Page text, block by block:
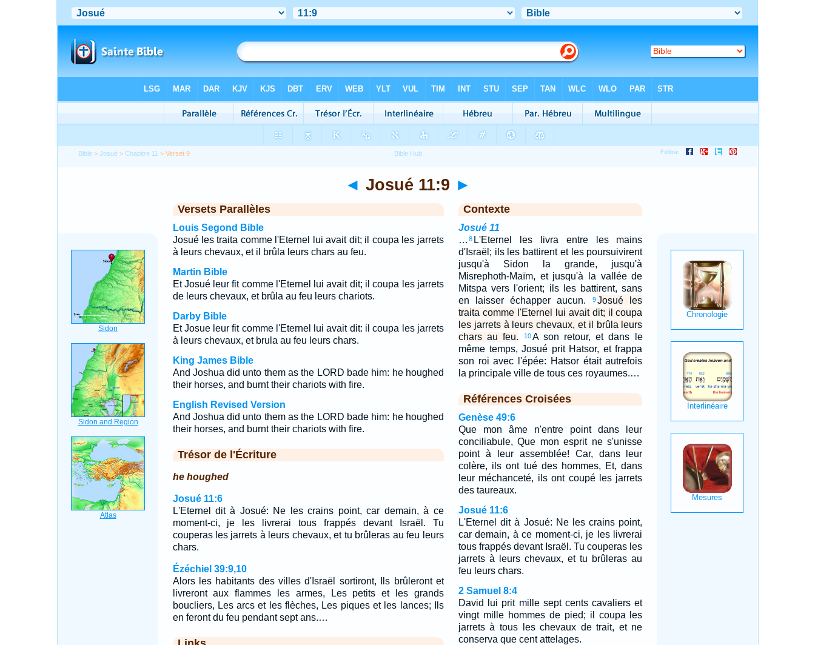
Bible >Josué >Chapitre 11 > Verset 9
◄ Josué 11:9 ►
Versets Parallèles
Louis Segond Bible
Josué les traita comme l'Eternel lui avait dit; il coupa les jarrets
à leurs chevaux, et il brûla leurs chars au feu.
Martin Bible
Et Josué leur fit comme l'Eternel lui avait dit; il coupa les jarrets
de leurs chevaux, et brûla au feu leurs chariots.
Darby Bible
Et Josue leur fit comme l'Eternel lui avait dit: il coupa les jarrets
à leurs chevaux, et brula au feu leurs chars.
King James Bible
And Joshua did unto them as the LORD bade him: he houghed
their horses, and burnt their chariots with fire.
English Revised Version
And Joshua did unto them as the LORD bade him: he houghed
their horses, and burnt their chariots with fire.
Trésor de l'Écriture
he houghed
Josué 11:6
L'Eternel dit à Josué: Ne les crains point, car demain, à ce
moment-ci, je les livrerai tous frappés devant Israël. Tu
couperas les jarrets à leurs chevaux, et tu brûleras au feu leurs
chars.
Ézéchiel 39:9,10
Alors les habitants des villes d'Israël sortiront, Ils brûleront et
livreront aux flammes les armes, Les petits et les grands
boucliers, Les arcs et les flèches, Les piques et les lances; Ils
en feront du feu pendant sept ans.…
Contexte
Josué 11
… 8 L'Eternel les livra entre les mains
d'Israël; ils les battirent et les poursuivirent
jusqu'à Sidon la grande, jusqu'à
Misrephoth-Maïm, et jusqu'à la vallée de
Mitspa vers l'orient; ils les battirent, sans
en laisser échapper aucun.
9Josué les
traita comme l'Eternel lui avait dit; il coupa
les jarrets à leurs chevaux, et il brûla leurs
chars au feu.
10A son retour, et dans le
même temps, Josué prit Hatsor, et frappa
son roi avec l'épée: Hatsor était autrefois
la principale ville de tous ces royaumes.…
Références Croisées
Genèse 49:6
Que mon âme n'entre point dans leur
conciliabule, Que mon esprit ne s'unisse
point à leur assemblée! Car, dans leur
colère, ils ont tué des hommes, Et, dans
leur méchanceté, ils ont coupé les jarrets
des taureaux.
Josué 11:6
L'Eternel dit à Josué: Ne les crains point,
car demain, à ce moment-ci, je les livrerai
tous frappés devant Israël. Tu couperas les
jarrets à leurs chevaux, et tu brûleras au
feu leurs chars.
2 Samuel 8:4
David lui prit mille sept cents cavaliers et
vingt mille hommes de pied; il coupa les
jarrets à tous les chevaux de trait, et ne
conserva que cent attelages.